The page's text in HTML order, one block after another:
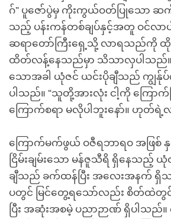
ဂ်” ပူဇော်ပွဲမှ ကိုးကွယ်ဝတ်ပြုသော ဆက်က
သည့် ပန်းကန်တစ်ချပ်နှင့်အတူ ဝင်လ
ဆရာတော်ကြီးရှေ့သို့ လာရသည်ကို
ထိတ်လန့်နေသည်မှာ သိသာလှပါသည်
သောအခါ ယုံဇင် ယင်းပိုချီသည် ကျွန်ုပ်ကို
ပါသည်။ “သူတို့အားလုံး ငါ့ကို ကြေ
ကြောက်စရာ မလိုပါဘူးနော်။ ဟုတ်ရဲ့လ
ကြောက်မက်ဖွယ် ဝဇီရဘာရဝ အဖြစ်
ငြိမ်းချမ်းသော မန်ဇူသီရိ ရှိနေသည့်
ချီသည် ခက်ထန်ပြီး အလေးအနက် ရှိသ
ပတွင် မြင်တွေ့ရသော်လည်း စိတ်ထဲတွင်
ပြီး အဆုံးအစမဲ့ ပညာဉာဏ် ရှိပါသည်